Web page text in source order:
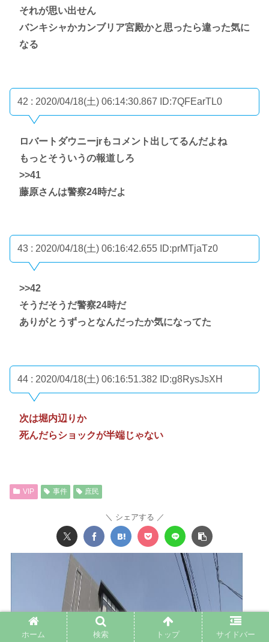
それが思い出せん
バンキシャかカンブリア宮殿かと思ったら違った気に
なる
42 : 2020/04/18(土) 06:14:30.867 ID:7QFEarTL0
ロバートダウニーjrもコメント出してるんだよね
もっとそういうの報道しろ
>>41
藤原さんは警察24時だよ
43 : 2020/04/18(土) 06:16:42.655 ID:prMTjaTz0
>>42
そうだそうだ警察24時だ
ありがとうずっとなんだったか気になってた
44 : 2020/04/18(土) 06:16:51.382 ID:g8RysJsXH
次は堀内辺りか
死んだらショックが半端じゃない
VIP 事件 庶民
シェアする
ホーム 検索 トップ サイドバー